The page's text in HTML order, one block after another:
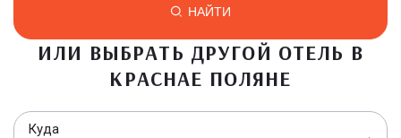
НАЙТИ
ИЛИ ВЫБРАТЬ ДРУГОЙ ОТЕЛЬ В
КРАСНАЕ ПОЛЯНЕ
Куда